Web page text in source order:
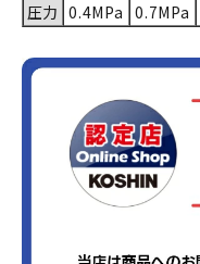
圧力 0.4MPa 0.7MPa